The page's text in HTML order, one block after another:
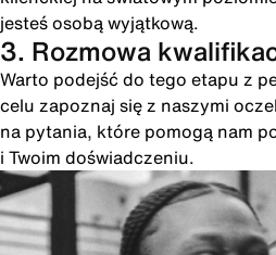
jesteś osobą wyjątkową.
3. Rozmowa
Warto podejść do tego etapu z
celu zapoznaj się z naszymi
na pytania, które pomogą nam
i Twoim doświadczeniu.